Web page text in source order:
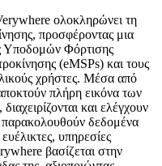
ολοκληρώνει τη
προσφέροντας μια
Υποδομών Φόρτισης
(eMSPs) και τους
χρήστες. Μέσα από
πλήρη εικόνα των
και ελέγχουν
δεδομένα
υπηρεσίες
βασίζεται στην